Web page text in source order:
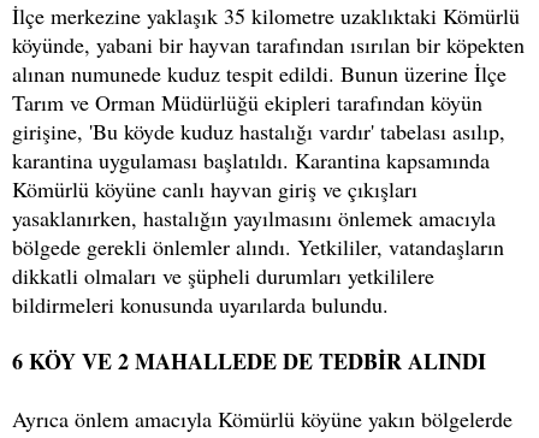
İlçe merkezine yaklaşık 35 kilometre uzaklıktaki Kömürlü
köyünde, yabani bir hayvan tarafından ısırılan bir köpekten
alınan numunede kuduz tespit edildi. Bunun üzerine İlçe
Tarım ve Orman Müdürlüğü ekipleri tarafından köyün
girişine, 'Bu köyde kuduz hastalığı vardır' tabelası asılıp,
karantina uygulaması başlatıldı. Karantina kapsamında
Kömürlü köyüne canlı hayvan giriş ve çıkışları
yasaklanırken, hastalığın yayılmasını önlemek amacıyla
bölgede gerekli önlemler alındı. Yetkililer, vatandaşların
dikkatli olmaları ve şüpheli durumları yetkililere
bildirmeleri konusunda uyarılarda bulundu.
6 KÖY VE 2 MAHALLEDE DE TEDBİR ALINDI
Ayrıca önlem amacıyla Kömürlü köyüne yakın bölgelerde